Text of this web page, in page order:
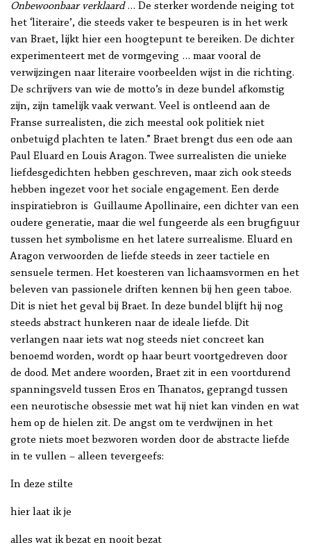
Onbewoonbaar verklaard… De sterker wordende neiging tot
het ‘literaire’, die steeds vaker te bespeuren is in het werk
van Braet, lijkt hier een hoogtepunt te bereiken. De dichter
experimenteert met de vormgeving … maar vooral de
verwijzingen naar literaire voorbeelden wijst in die richting.
De schrijvers van wie de motto’s in deze bundel afkomstig
zijn, zijn tamelijk vaak verwant. Veel is ontleend aan de
Franse surrealisten, die zich meestal ook politiek niet
onbetuigd plachten te laten.” Braet brengt dus een ode aan
Paul Eluard en Louis Aragon. Twee surrealisten die unieke
liefdesgedichten hebben geschreven, maar zich ook steeds
hebben ingezet voor het sociale engagement. Een derde
inspiratiebron is Guillaume Apollinaire, een dichter van een
oudere generatie, maar die wel fungeerde als een brugfiguur
tussen het symbolisme en het latere surrealisme. Eluard en
Aragon verwoorden de liefde steeds in zeer tactiele en
sensuele termen. Het koesteren van lichaamsvormen en het
beleven van passionele driften kennen bij hen geen taboe.
Dit is niet het geval bij Braet. In deze bundel blijft hij nog
steeds abstract hunkeren naar de ideale liefde. Dit
verlangen naar iets wat nog steeds niet concreet kan
benoemd worden, wordt op haar beurt voortgedreven door
de dood. Met andere woorden, Braet zit in een voortdurend
spanningsveld tussen Eros en Thanatos, geprangd tussen
een neurotische obsessie met wat hij niet kan vinden en wat
hem op de hielen zit. De angst om te verdwijnen in het
grote niets moet bezworen worden door de abstracte liefde
in te vullen – alleen tevergeefs:
In deze stilte
hier laat ik je
alles wat ik bezat en nooit bezat